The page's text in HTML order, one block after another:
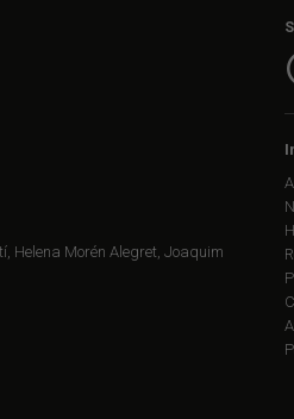
Helena Morén Alegret, Joaquim